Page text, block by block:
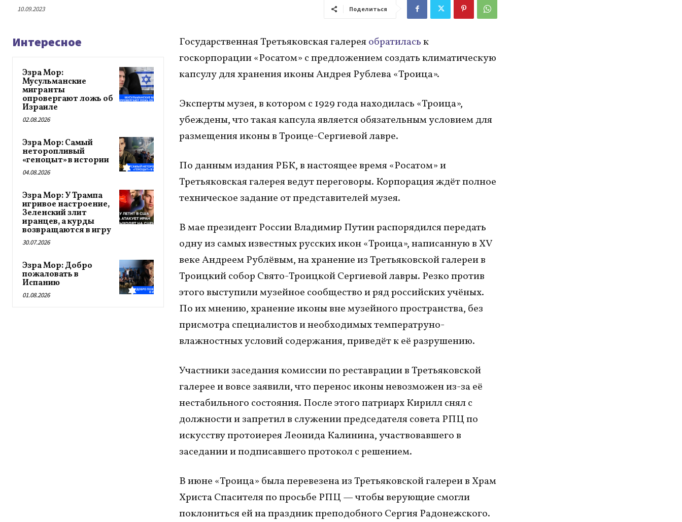
10.09.2023 Поделиться
Интересное
Эзра Мор:
Мусульманские
мигранты
опровергают ложь об
Израиле
02.08.2026
Эзра Мор: Самый
неторопливый
«геноцыт» в истории
04.08.2026
Эзра Мор: У Трампа
игривое настроение,
Зеленский злит
иранцев, а курды
возвращаются в игру
30.07.2026
Эзра Мор: Добро
пожаловать в
Испанию
01.08.2026
Государственная Третьяковская галереяобратиласьк
госкорпорации «Росатом» с предложением создать климатическую
капсулу для хранения иконы Андрея Рублева «Троица».
Эксперты музея, в котором с 1929 года находилась «Троица»,
убеждены, что такая капсула является обязательным условием для
размещения иконы в Троице-Сергиевой лавре.
По данным издания РБК, в настоящее время «Росатом» и
Третьяковская галерея ведут переговоры. Корпорация ждёт полное
техническое задание от представителей музея.
В мае президент России Владимир Путин распорядился передать
одну из самых известных русских икон «Троица», написанную в XV
веке Андреем Рублёвым, на хранение из Третьяковской галереи в
Троицкий собор Свято-Троицкой Сергиевой лавры. Резко против
этого выступили музейное сообщество и ряд российских учёных.
По их мнению, хранение иконы вне музейного пространства, без
присмотра специалистов и необходимых температруно-
влажностных условий содержания, приведёт к её разрушению.
Участники заседания комиссии по реставрации в Третьяковской
галерее и вовсе заявили, что перенос иконы невозможен из-за её
нестабильного состояния. После этого патриарх Кирилл снял с
должности и запретил в служении председателя совета РПЦ по
искусству протоиерея Леонида Калинина, участвовавшего в
заседании и подписавшего протокол с решением.
В июне «Троица» была перевезена из Третьяковской галереи в Храм
Христа Спасителя по просьбе РПЦ — чтобы верующие смогли
поклониться ей на праздник преподобного Сергия Радонежского.